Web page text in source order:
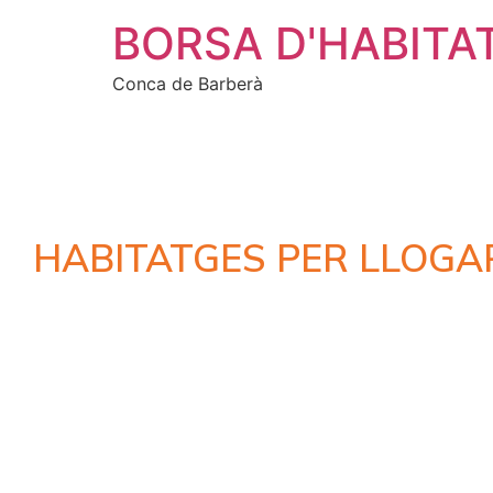
BORSA
Conca de Barberà
HABITATGES PER